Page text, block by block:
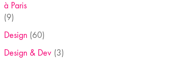
à Paris
(9)
Design(60)
Design & Dev(3)